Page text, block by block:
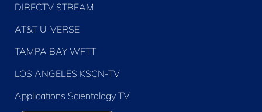
DIRECTV STREAM
AT&T U-VERSE
TAMPA BAY WFTT
LOS ANGELES KSCN-TV
Applications Scientology TV